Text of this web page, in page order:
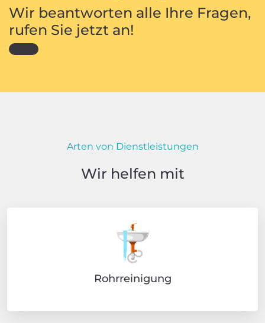
Wir beantworten alle Ihre Fragen,
rufen Sie jetzt an!
Arten von Dienstleistungen
Wir helfen mit
Rohrreinigung